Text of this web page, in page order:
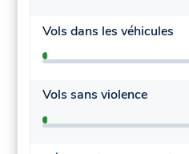
Vols dans les véhicules
Vols sans violence